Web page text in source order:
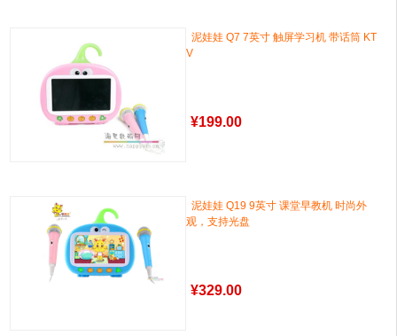
泥娃娃 Q7 7英寸 触屏学习机 带话筒 KT
V
¥199.00
泥娃娃 Q19 9英寸 课堂早教机 时尚外
观，支持光盘
¥329.00